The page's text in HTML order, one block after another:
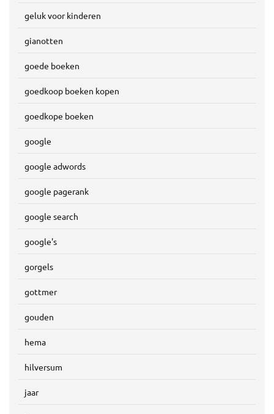
geluk voor kinderen
gianotten
goede boeken
goedkoop boeken kopen
goedkope boeken
google
google adwords
google pagerank
google search
google's
gorgels
gottmer
gouden
hema
hilversum
jaar